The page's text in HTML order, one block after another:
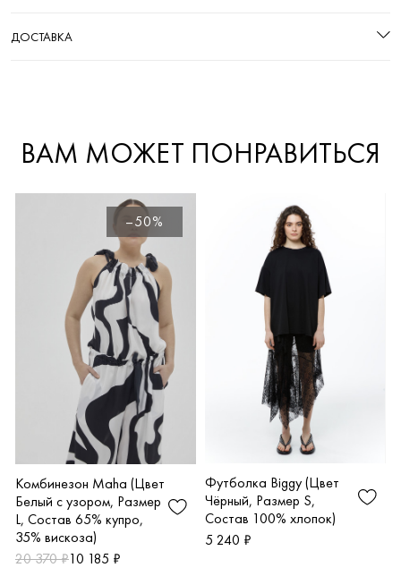
ДОСТАВКА
ВАМ МОЖЕТ ПОНРАВИТЬСЯ
–50%
Комбинезон Maha (Цвет
Белый с узором, Размер
L, Состав 65% купро,
35% вискоза)
20 370 ₽10 185 ₽
Футболка Biggy (Цвет
Чёрный, Размер S,
Состав 100% хлопок)
5 240 ₽